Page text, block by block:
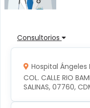
Consultorios
Hospital Ángeles
COL. CALLE RIO
SALINAS, 07760,